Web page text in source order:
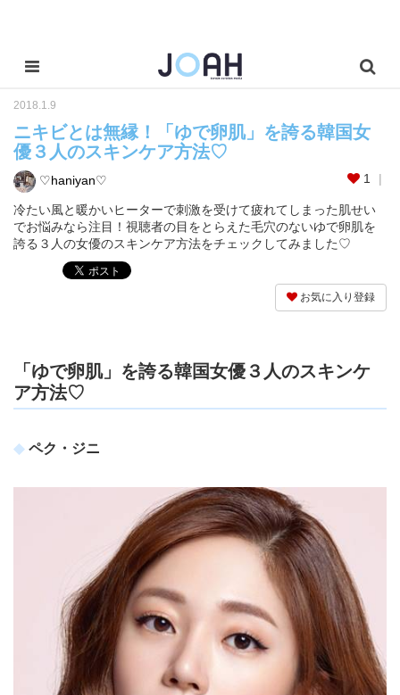
2018.1.9
ニキビとは無縁！「ゆで卵肌」を誇る韓国女
優３人のスキンケア方法♡
♡haniyan♡ 1
冷たい風と暖かいヒーターで刺激を受けて疲れてしまった肌せい
でお悩みなら注目！視聴者の目をとらえた毛穴のないゆで卵肌を
誇る３人の女優のスキンケア方法をチェックしてみました♡
お気に入り登録
「ゆで卵肌」を誇る韓国女優３人のスキンケ
ア方法♡
ペク・ジニ